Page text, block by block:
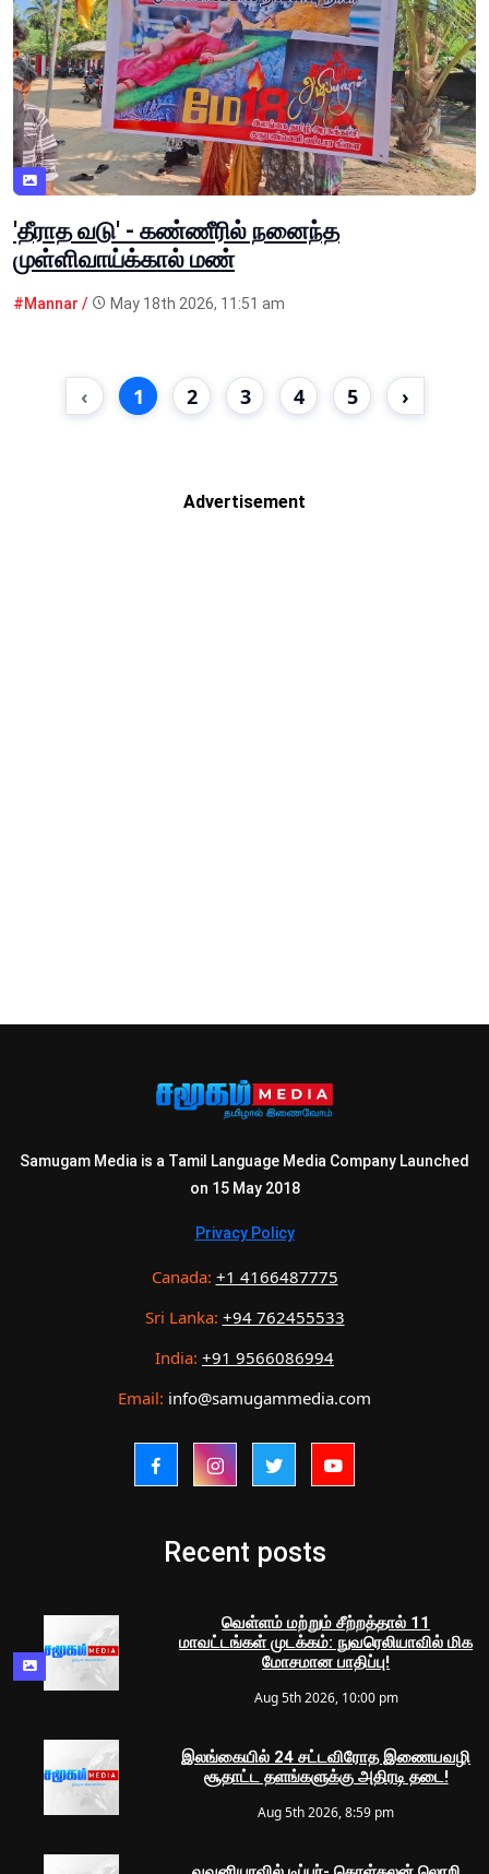
'தீராத வடு' - கண்ணீரில் நனைந்த
முள்ளிவாய்க்கால் மண்
#Mannar / May 18th 2026, 11:51 am
‹ 1 2 3 4 5 ›
Advertisement
Samugam Media is a Tamil Language Media Company Launched
on 15 May 2018
Privacy Policy
Canada: +1 4166487775
Sri Lanka: +94 762455533
India: +91 9566086994
Email: info@samugammedia.com
Recent posts
வெள்ளம் மற்றும் சீற்றத்தால் 11
மாவட்டங்கள் முடக்கம்: நுவரெலியாவில் மிக
மோசமான பாதிப்பு!
Aug 5th 2026, 10:00 pm
இலங்கையில் 24 சட்டவிரோத இணையவழி
சூதாட்ட தளங்களுக்கு அதிரடி தடை!
Aug 5th 2026, 8:59 pm